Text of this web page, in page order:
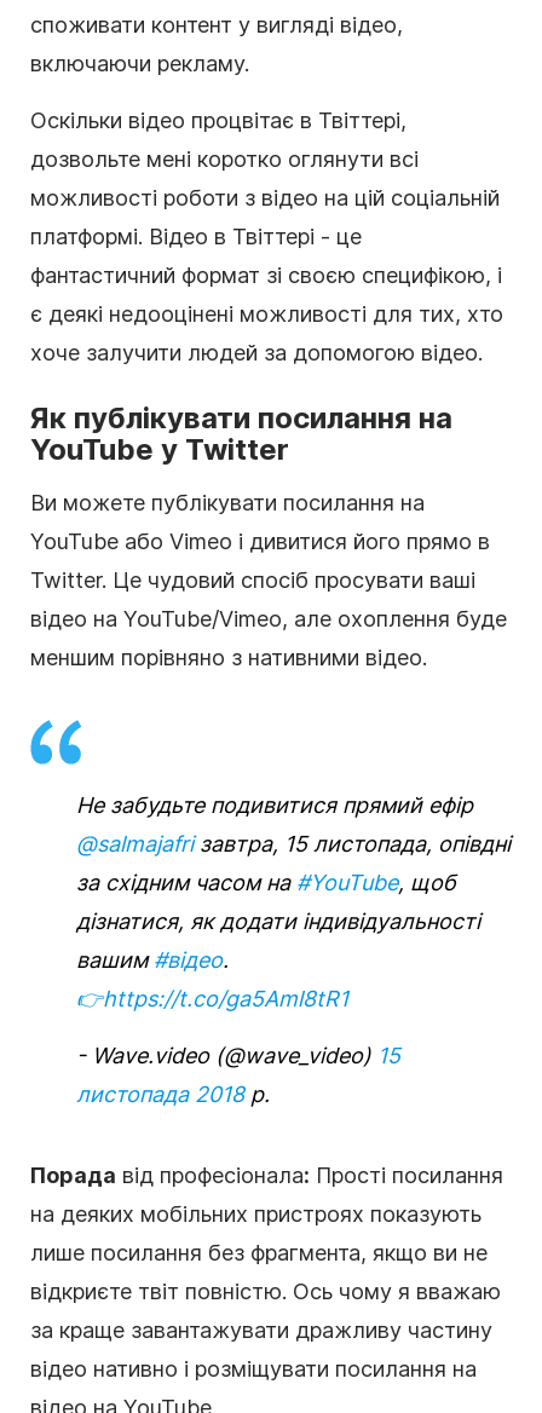
споживати контент у вигляді відео,
включаючи рекламу.
Оскільки відео процвітає в Твіттері,
дозвольте мені коротко оглянути всі
можливості роботи з відео на цій соціальній
платформі. Відео в Твіттері - це
фантастичний формат зі своєю специфікою, і
є деякі недооцінені можливості для тих, хто
хоче залучити людей за допомогою відео.
Як публікувати посилання на
YouTube у Twitter
Ви можете публікувати посилання на
YouTube або Vimeo і дивитися його прямо в
Twitter. Це чудовий спосіб просувати ваші
відео на YouTube/Vimeo, але охоплення буде
меншим порівняно з нативними відео.
Не забудьте подивитися прямий ефір
@salmajafriзавтра, 15 листопада, опівдні
за східним часом на #YouTube, щоб
дізнатися, як додати індивідуальності
вашим#відео.
👉https://t.co/ga5Aml8tR1
- Wave.video (@wave_video) 15
листопада 2018р.
Порада від професіонала: Прості посилання
на деяких мобільних пристроях показують
лише посилання без фрагмента, якщо ви не
відкриєте твіт повністю. Ось чому я вважаю
за краще завантажувати дражливу частину
відео нативно і розміщувати посилання на
відео на YouTube.